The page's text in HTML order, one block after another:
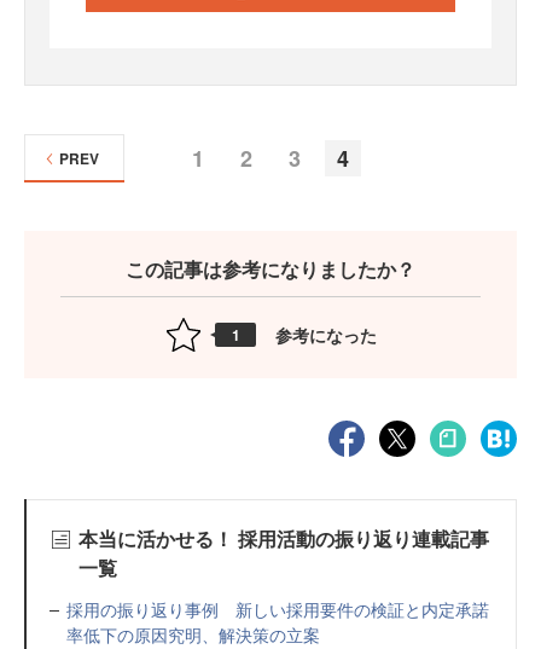
1 2 3 4
PREV
この記事は参考になりましたか？
1 参考になった
本当に活かせる！ 採用活動の振り返り連載記事
一覧
採用の振り返り事例 新しい採用要件の検証と内定承諾
率低下の原因究明、解決策の立案